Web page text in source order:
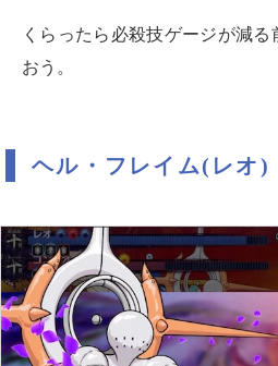
くらったら必殺技ゲージが減る
おう。
ヘル・フレイム(レオ)